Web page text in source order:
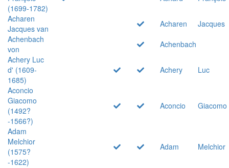
(1699-1782)
Acharen
Jacques van
Acharen
Jacques
Achenbach
von
Achenbach
Achery Luc
d' (1609-
1685)
Achery
Luc
Aconcio
Giacomo
(1492?
-1566?)
Aconcio Giacomo
Adam
Melchior
(1575?
-1622)
Adam Melchior